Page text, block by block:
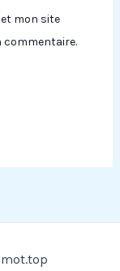
mon site
commentaire.